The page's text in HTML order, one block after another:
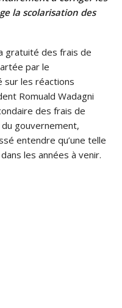
la scolarisation des
gratuité des frais de
par le
sur les réactions
Romuald Wadagni
des frais de
gouvernement,
entendre qu’une telle
les années à venir.